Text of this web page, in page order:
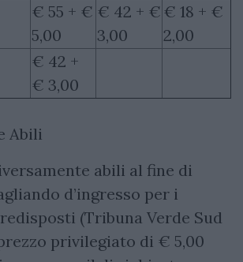
€ 55 + €
5,00
€ 42 + €
3,00
€ 18 + €
2,00
€ 42 +
€ 3,00
Abili
abili al fine di
d’ingresso per i
(Tribuna Verde Sud
privilegiato di € 5,00